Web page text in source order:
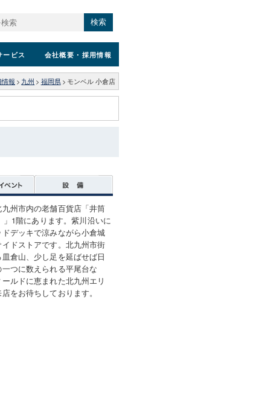
検索
ービス 会社概要 ・採用情報
情報 > 九州 > 福岡県 > モンベル 小倉店
州市内の老舗百貨店「井筒
1階にあります。紫川沿いに
デッキで涼みながら小倉城
ドストアです。北九州市街
倉山、少し足を延ばせば日
つに数えられる平尾台な
ルドに恵まれた北九州エリ
をお待ちしております。